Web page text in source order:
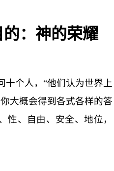
的：神的荣耀
十个人，“他们认为世界上
大概会得到各式各样的答
性、自由、安全、地位，